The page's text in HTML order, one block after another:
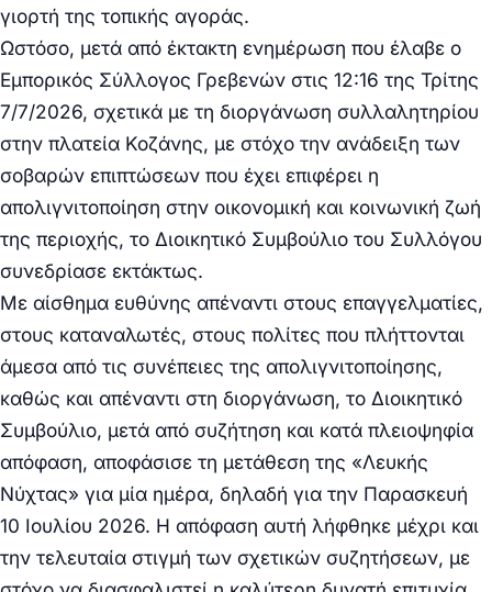
γιορτή της τοπικής αγοράς.
Ωστόσο, μετά από έκτακτη ενημέρωση που έλαβε ο
Εμπορικός Σύλλογος Γρεβενών στις 12:16 της Τρίτης
7/7/2026, σχετικά με τη διοργάνωση συλλαλητηρίου
στην πλατεία Κοζάνης, με στόχο την ανάδειξη των
σοβαρών επιπτώσεων που έχει επιφέρει η
απολιγνιτοποίηση στην οικονομική και κοινωνική ζωή
της περιοχής, το Διοικητικό Συμβούλιο του Συλλόγου
συνεδρίασε εκτάκτως.
Με αίσθημα ευθύνης απέναντι στους επαγγελματίες,
στους καταναλωτές, στους πολίτες που πλήττονται
άμεσα από τις συνέπειες της απολιγνιτοποίησης,
καθώς και απέναντι στη διοργάνωση, το Διοικητικό
Συμβούλιο, μετά από συζήτηση και κατά πλειοψηφία
απόφαση, αποφάσισε τη μετάθεση της «Λευκής
Νύχτας» για μία ημέρα, δηλαδή για την Παρασκευή
10 Ιουλίου 2026. Η απόφαση αυτή λήφθηκε μέχρι και
την τελευταία στιγμή των σχετικών συζητήσεων, με